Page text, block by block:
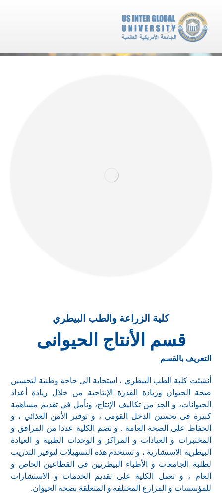
كلية الزراعة والطب البيطري
قسم الأنتاج الحيوانى
التعريف بالقسم
أنشئت كلية الطب البيطري ، استجابة الى حاجة وطنية لتحسين
صحة الحيوان وزيادة القدرة الإنتاجية من خلال زيادة أعداد
الحيوانات، و الحد من تكاليف الإنتاج، ونأمل في تقديم مساهمة
كبيرة في تحسين الدخل القومي ، و توفير الأمن الغذائي ، و
الحفاظ على الصحة العامة . و تضم الكلية عددا من المرافق و
المختبرات و العيادات و المراكز و الوحدات الطبية و العيادة
البيطرية الاستشارية ، و تستخدم هذه التسهيلات لتوفير التدريب
لطلبة الجامعات و الأطباء البيطريين في القطاعين الخاص و
العام ، و تعمل الكلية على تقديم الخدمات و الاستشارات
للمؤسسات و المزارع المختلفة و المتعلقة بصحة الحيوان.